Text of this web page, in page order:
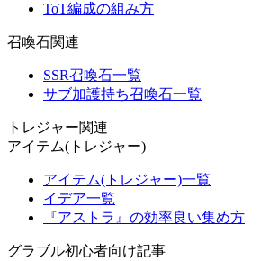
ToT編成の組み方
召喚石関連
SSR召喚石一覧
サブ加護持ち召喚石一覧
トレジャー関連
アイテム(トレジャー)
アイテム(トレジャー)一覧
イデア一覧
『アストラ』の効率良い集め方
グラブル初心者向け記事